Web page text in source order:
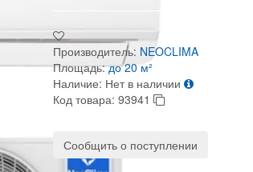
Производитель: NEOCLIMA
Площадь: до 20 м²
Наличие: Нет в наличии
Код товара: 93941
Сообщить о поступлении